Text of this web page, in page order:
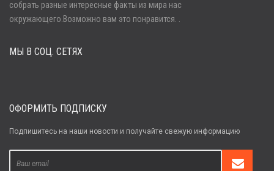
Войти
Забыли пароль?
собрать разные интересные факты из мира нас
окружающего.Возможно вам это понравится. .
МЫ В СОЦ. СЕТЯХ
ОФОРМИТЬ ПОДПИСКУ
Подпишитесь на наши новости и получайте свежую информацию